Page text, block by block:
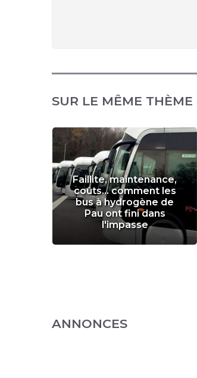
SUR LE MÊME THÈME
Faillite, maintenance,
coûts... comment les
bus à hydrogène de
Pau ont fini dans
l'impasse
ANNONCES